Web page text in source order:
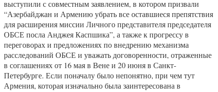
выступили с совместным заявлением, в котором призвали
“Азербайджан и Армению убрать все оставшиеся препятствия
для расширения миссии Личного представителя председателя
ОБСЕ посла Анджея Каспшика”, а также к прогрессу в
переговорах и предложениях по внедрению механизма
расследований ОБСЕ и уважать договоренности, отраженные
в соглашениях от 16 мая в Вене и 20 июня в Санкт-
Петербурге. Если поначалу было непонятно, при чем тут
Армения, которая изначально была заинтересована в